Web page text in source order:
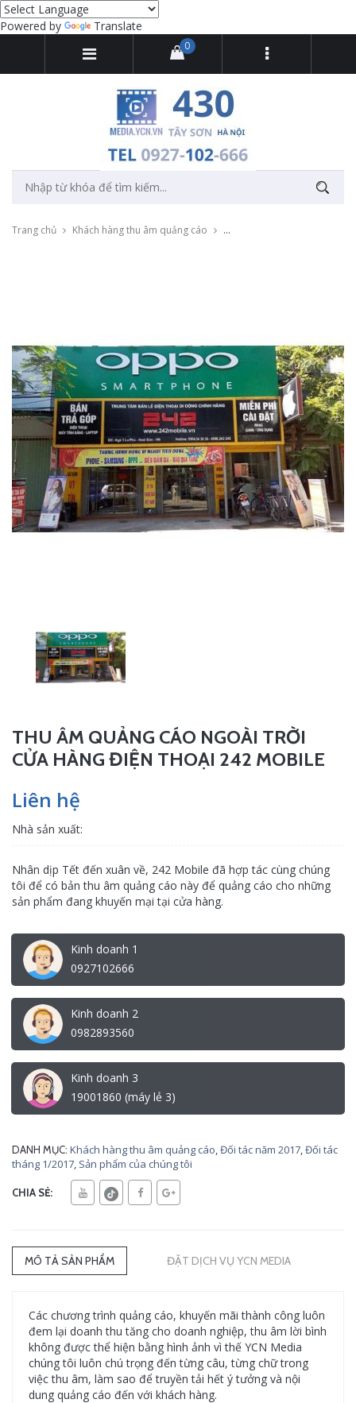
Powered by Translate
0
Trang chủ Khách hàng thu âm quảng cáo Thu âm quảng cáo ngoài
THU ÂM QUẢNG CÁO NGOÀI TRỜI
CỬA HÀNG ĐIỆN THOẠI 242 MOBILE
Liên hệ
Nhà sản xuất:
Nhân dịp Tết đến xuân về, 242 Mobile đã hợp tác cùng chúng
tôi để có bản thu âm quảng cáo này để quảng cáo cho những
sản phẩm đang khuyến mại tại cửa hàng.
Kinh doanh 1
0927102666
Kinh doanh 2
0982893560
Kinh doanh 3
19001860 (máy lẻ 3)
DANH MỤC: Khách hàng thu âm quảng cáo,Đối tác năm 2017,Đối tác
tháng 1/2017, Sản phẩm của chúng tôi
CHIA SẺ:
MÔ TẢ SẢN PHẨM ĐẶT DỊCH VỤ YCN MEDIA
Các chương trình quảng cáo, khuyến mãi thành công luôn
đem lại doanh thu tăng cho doanh nghiệp, thu âm lời bình
không được thể hiện bằng hình ảnh vì thế YCN Media
chúng tôi luôn chú trọng đến từng câu, từng chữ trong
việc thu âm, làm sao để truyền tải hết ý tưởng và nội
dung quảng cáo đến với khách hàng.